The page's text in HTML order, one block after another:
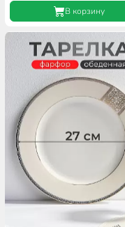
В корзину